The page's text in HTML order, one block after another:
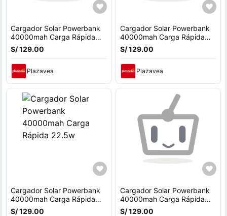
Cargador Solar Powerbank
40000mah Carga Rápida
22.5w Usb Celeste
S/ 129.00
Plazavea
Cargador Solar Powerbank
40000mah Carga Rápida
22.5w
S/ 129.00
Plazavea
Cargador Solar Powerbank
40000mah Carga Rápida
22.5w
S/ 129.00
Cargador Solar Powerbank
40000mah Carga Rápida
22.5w Usb Verde
S/ 129.00